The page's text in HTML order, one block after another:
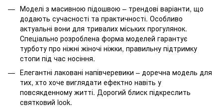
Моделі з масивною підошвою – трендові варіанти, що
додають сучасності та практичності. Особливо
актуальні вони для тривалих міських прогулянок.
Спеціально розроблена форма моделей гарантує
турботу про ніжні жіночі ніжки, правильну підтримку
стопи під час носіння.
Елегантні лаковані напівчеревики – доречна модель для
тих, хто хоче виглядати ефектно навіть у
повсякденному житті. Дорогий блиск підкреслить
святковий look.